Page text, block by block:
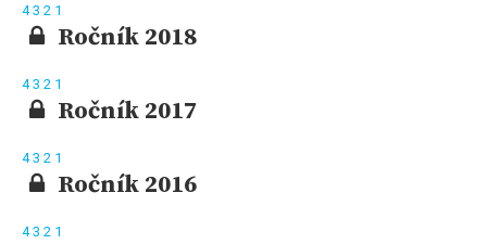
43 2 1
Ročník 2018
43 2 1
Ročník 2017
43 2 1
Ročník 2016
43 2 1